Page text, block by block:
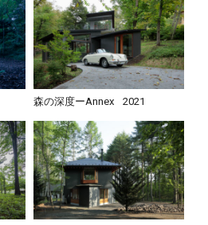
森の深度ーAnnex 2021